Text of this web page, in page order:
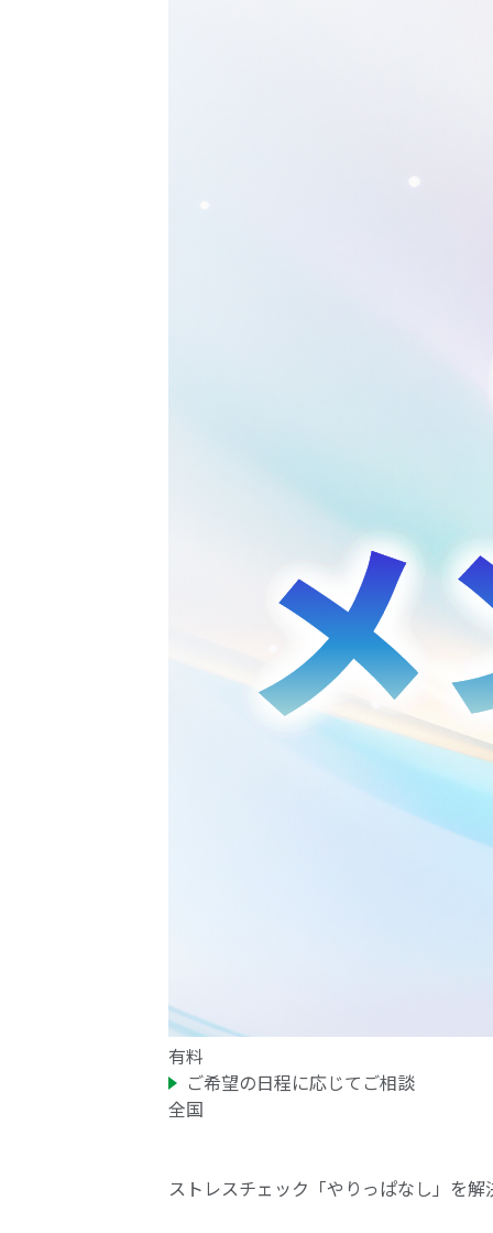
有料
ご希望の日程に応じてご相談
全国
ストレスチェック「やりっぱなし」を